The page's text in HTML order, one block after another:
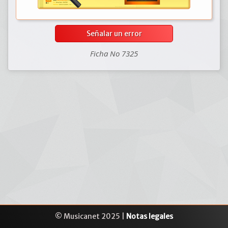
Señalar un error
Ficha No 7325
© Musicanet 2025 | Notas legales